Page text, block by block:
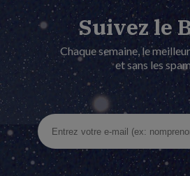
Suivez le
Chaque semaine, le
et sans les